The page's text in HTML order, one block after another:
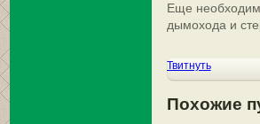
Еще
дымохода и
Твитнуть
Похожие